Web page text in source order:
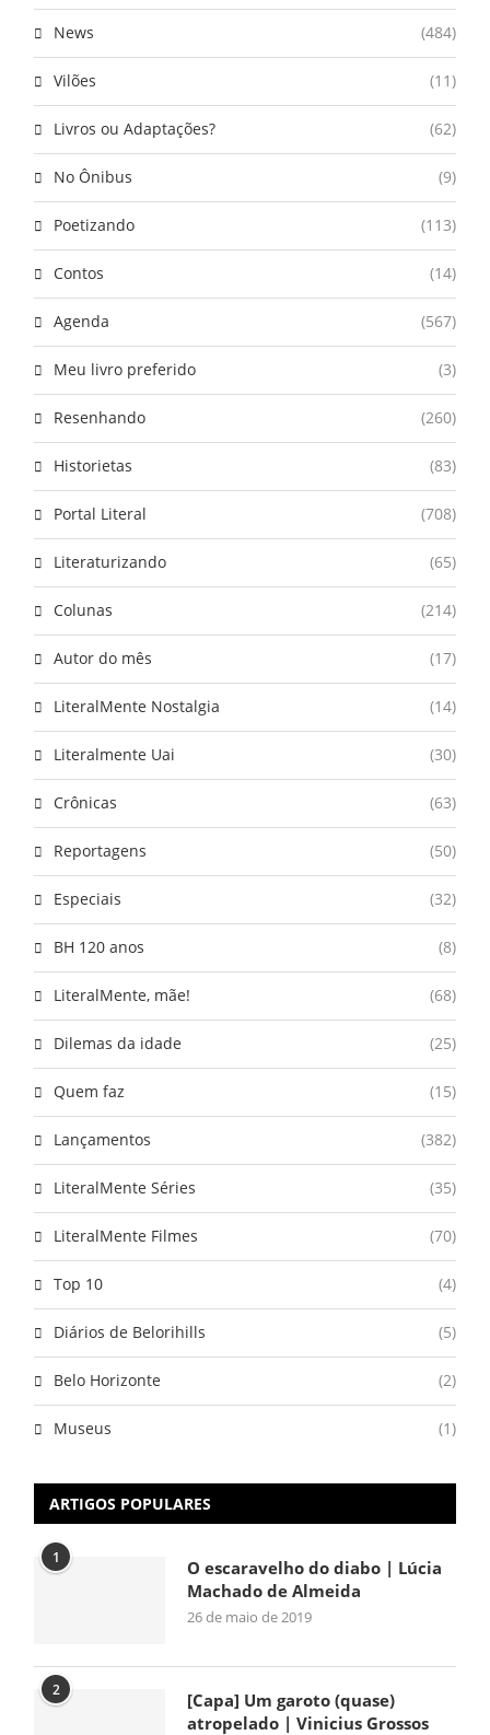
News (484)
Vilões (11)
Livros ou Adaptações? (62)
No Ônibus (9)
Poetizando (113)
Contos (14)
Agenda (567)
Meu livro preferido (3)
Resenhando (260)
Historietas (83)
Portal Literal (708)
Literaturizando (65)
Colunas (214)
Autor do mês (17)
LiteralMente Nostalgia (14)
Literalmente Uai (30)
Crônicas (63)
Reportagens (50)
Especiais (32)
BH 120 anos (8)
LiteralMente, mãe! (68)
Dilemas da idade (25)
Quem faz (15)
Lançamentos (382)
LiteralMente Séries (35)
LiteralMente Filmes (70)
Top 10 (4)
Diários de Belorihills (5)
Belo Horizonte (2)
Museus (1)
ARTIGOS POPULARES
1
O escaravelho do diabo | Lúcia
Machado de Almeida
26 de maio de 2019
2
[Capa] Um garoto (quase)
atropelado | Vinicius Grossos